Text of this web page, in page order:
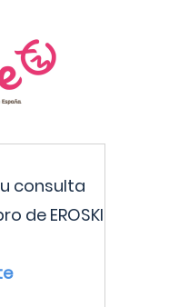
consulta
de EROSKI